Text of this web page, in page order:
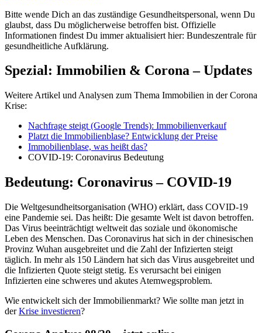
Bitte wende Dich an das zuständige Gesundheitspersonal, wenn Du
glaubst, dass Du möglicherweise betroffen bist. Offizielle
Informationen findest Du immer aktualisiert hier: Bundeszentrale für
gesundheitliche Aufklärung.
Spezial: Immobilien & Corona – Updates
Weitere Artikel und Analysen zum Thema Immobilien in der Corona
Krise:
Nachfrage steigt (Google Trends): Immobilienverkauf
Platzt die Immobilienblase? Entwicklung der Preise
Immobilienblase, was heißt das?
COVID-19: Coronavirus Bedeutung
Bedeutung: Coronavirus – COVID-19
Die Weltgesundheitsorganisation (WHO) erklärt, dass COVID-19
eine Pandemie sei. Das heißt: Die gesamte Welt ist davon betroffen.
Das Virus beeinträchtigt weltweit das soziale und ökonomische
Leben des Menschen. Das Coronavirus hat sich in der chinesischen
Provinz Wuhan ausgebreitet und die Zahl der Infizierten steigt
täglich. In mehr als 150 Ländern hat sich das Virus ausgebreitet und
die Infizierten Quote steigt stetig. Es verursacht bei einigen
Infizierten eine schweres und akutes Atemwegsproblem.
Wie entwickelt sich der Immobilienmarkt? Wie sollte man jetzt in
derKrise investieren?